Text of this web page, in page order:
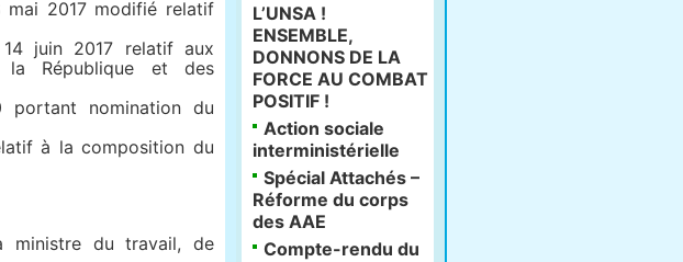
mai 2017 modifié relatif
juin 2017 relatif aux
la République et des
nomination du
à la composition du
ministre du travail, de
L’UNSA !
ENSEMBLE,
DONNONS DE LA
FORCE AU COMBAT
POSITIF !
Action sociale
interministérielle
Spécial Attachés –
Réforme du corps
des AAE
Compte-rendu du